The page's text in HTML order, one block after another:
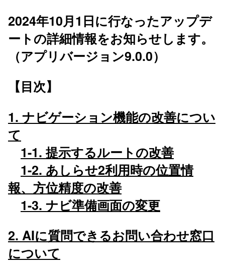
2024年10月1日に行なったアップデ
ートの詳細情報をお知らせします。
（アプリバージョン9.0.0）
【目次】
1. ナビゲーション機能の改善につい
て
1-1. 提示するルートの改善
1-2. あしらせ2利用時の位置情
報、方位精度の改善
1-3. ナビ準備画面の変更
2. AIに質問できるお問い合わせ窓口
について